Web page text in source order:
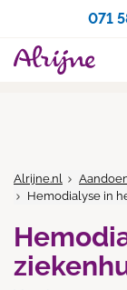
071
Alrijne.nl
Hemodialyse in